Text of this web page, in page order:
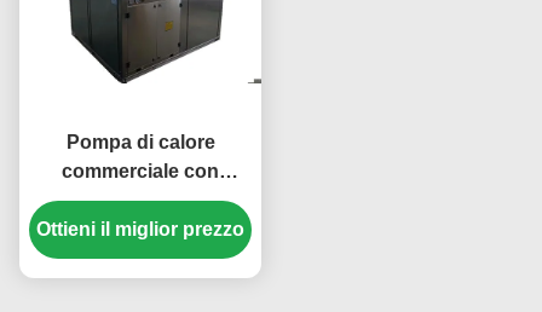
Pompa di calore
commerciale con
refrigerante R410A ad
alta efficienza con
struttura in lamiera 304#
Ottieni il miglior prezzo